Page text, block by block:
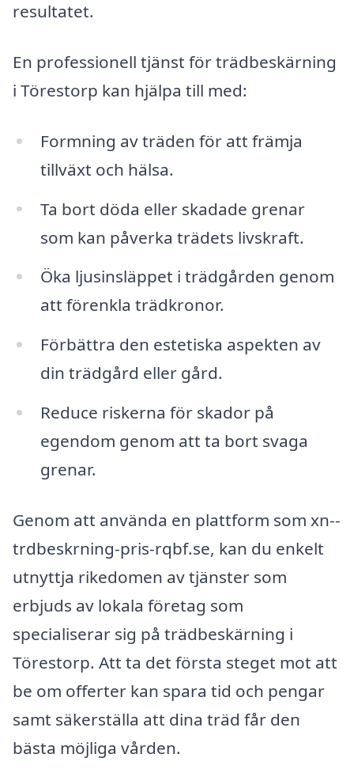
resultatet.
En professionell tjänst för trädbeskärning
i Törestorp kan hjälpa till med:
Formning av träden för att främja
tillväxt och hälsa.
Ta bort döda eller skadade grenar
som kan påverka trädets livskraft.
Öka ljusinsläppet i trädgården genom
att förenkla trädkronor.
Förbättra den estetiska aspekten av
din trädgård eller gård.
Reduce riskerna för skador på
egendom genom att ta bort svaga
grenar.
Genom att använda en plattform som xn--
trdbeskrning-pris-rqbf.se, kan du enkelt
utnyttja rikedomen av tjänster som
erbjuds av lokala företag som
specialiserar sig på trädbeskärning i
Törestorp. Att ta det första steget mot att
be om offerter kan spara tid och pengar
samt säkerställa att dina träd får den
bästa möjliga vården.